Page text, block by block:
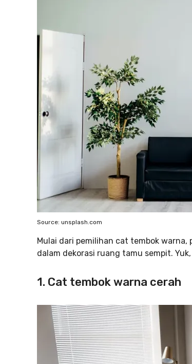
Source: unsplash.com
Mulai dari pemilihan cat tembok
dalam dekorasi ruang tamu sempit.
1. Cat tembok warna cerah